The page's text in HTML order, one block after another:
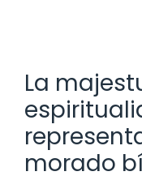
La
morado